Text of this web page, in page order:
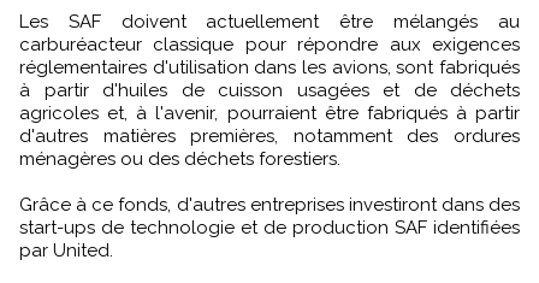
Les SAF doivent actuellement être mélangés au
carburéacteur classique pour répondre aux exigences
réglementaires d'utilisation dans les avions, sont fabriqués
à partir d'huiles de cuisson usagées et de déchets
agricoles et, à l'avenir, pourraient être fabriqués à partir
d'autres matières premières, notamment des ordures
ménagères ou des déchets forestiers.
Grâce à ce fonds, d'autres entreprises investiront dans des
start-ups de technologie et de production SAF identifiées
par United.